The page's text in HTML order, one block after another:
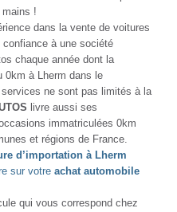
Plus d'infos
NOUVEAUTÉ
DACIA DUSTER